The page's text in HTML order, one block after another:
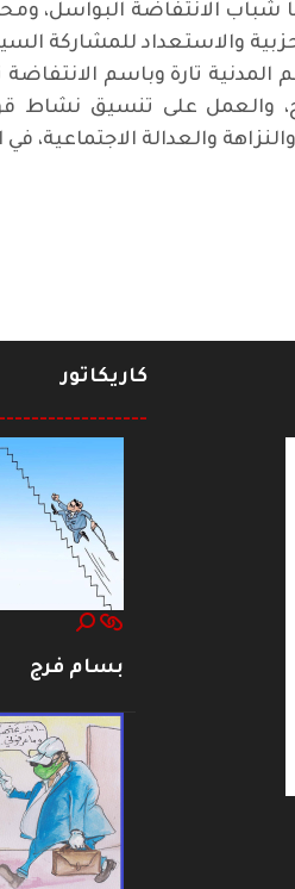
شباب الانتفاضة البواسل،
والاستعداد للمشاركة
تارة وباسم
والعمل على تنسيق نشاط
والعدالة الاجتماعية،
كاريكاتور
بسام فرج